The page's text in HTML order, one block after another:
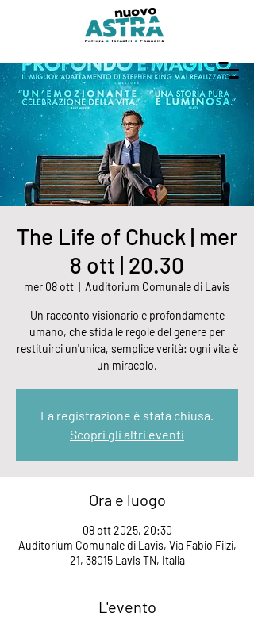
The Life of Chuck | mer
8 ott | 20.30
mer 08 ott Auditorium Comunale di Lavis
Un racconto visionario e profondamente
umano, che sfida le regole del genere per
restituirci un'unica, semplice verità: ogni vita è
un miracolo.
La registrazione è stata chiusa.
Scopri gli altri eventi
Ora e luogo
08 ott 2025, 20:30
Auditorium Comunale di Lavis, Via Fabio Filzi,
21, 38015 Lavis TN, Italia
L'evento